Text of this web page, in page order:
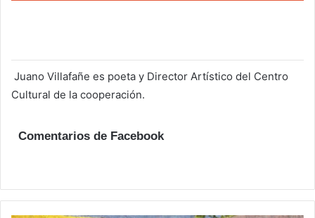
Juano Villafañe es poeta y Director Artístico del Centro
Cultural de la cooperación.
Comentarios de Facebook